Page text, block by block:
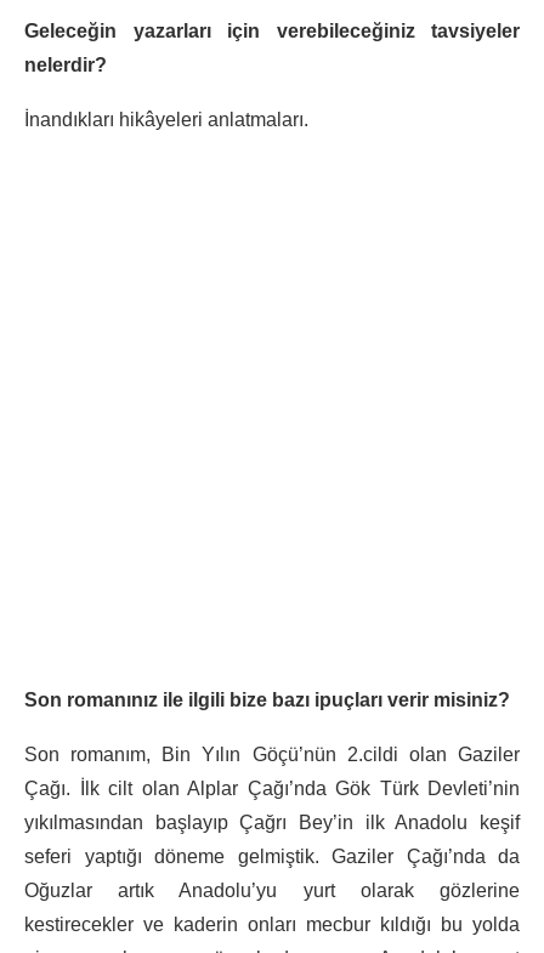
Geleceğin yazarları için verebileceğiniz tavsiyeler
nelerdir?
İnandıkları hikâyeleri anlatmaları.
Son romanınız ile ilgili bize bazı ipuçları verir misiniz?
Son romanım, Bin Yılın Göçü’nün 2.cildi olan Gaziler
Çağı. İlk cilt olan Alplar Çağı’nda Gök Türk Devleti’nin
yıkılmasından başlayıp Çağrı Bey’in ilk Anadolu keşif
seferi yaptığı döneme gelmiştik. Gaziler Çağı’nda da
Oğuzlar artık Anadolu’yu yurt olarak gözlerine
kestirecekler ve kaderin onları mecbur kıldığı bu yolda